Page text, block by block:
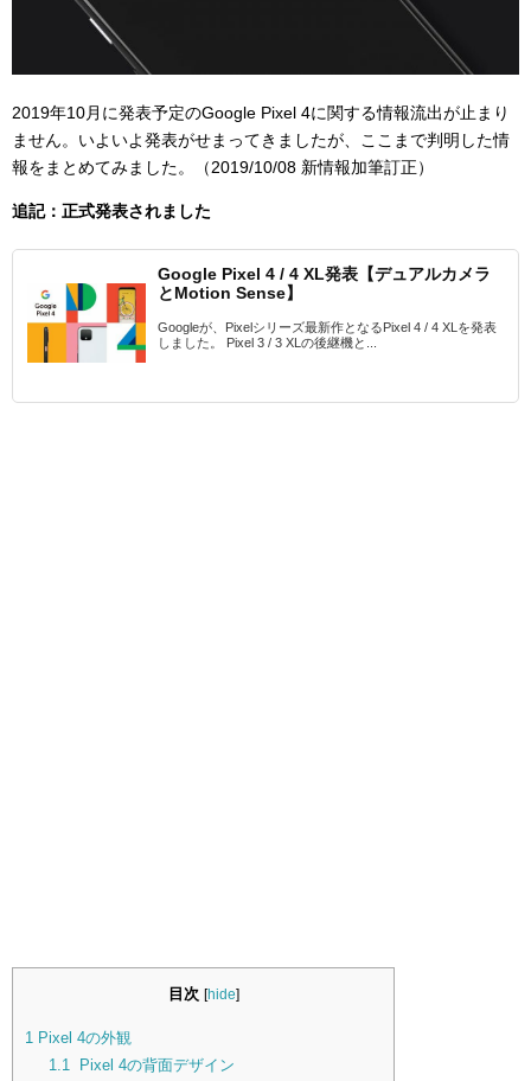
2019年10月に発表予定のGoogle Pixel 4に関する情報流出が止まり
ません。いよいよ発表がせまってきましたが、ここまで判明した情
報をまとめてみました。（2019/10/08 新情報加筆訂正）
追記：正式発表されました
Google Pixel 4 / 4 XL発表【デュアルカメラ
とMotion Sense】
Googleが、Pixelシリーズ最新作となるPixel 4 / 4 XLを発表
しました。 Pixel 3 / 3 XLの後継機と...
目次 [hide]
1 Pixel 4の外観
1.1
Pixel 4の背面デザイン